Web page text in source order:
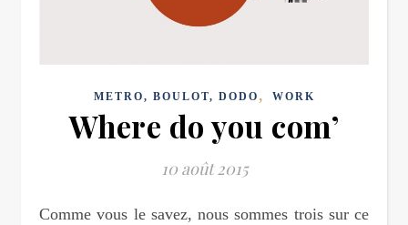
METRO, BOULOT, DODO , WORK
Where do you com’
10 août 2015
Comme vous le savez, nous sommes trois sur ce